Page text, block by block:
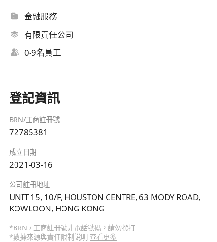
金融服務
有限責任公司
0-9名員工
登記資訊
BRN/工商註冊號
72785381
成立日期
2021-03-16
公司註冊地址
UNIT 15, 10/F, HOUSTON CENTRE, 63 MODY ROAD,
KOWLOON, HONG KONG
*BRN / 工商註冊號非電話號碼，請勿撥打
*數據來源與責任限制說明 查看更多